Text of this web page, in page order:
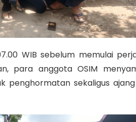
WIB sebelum memulai
para anggota OSIM
penghormatan sekaligus